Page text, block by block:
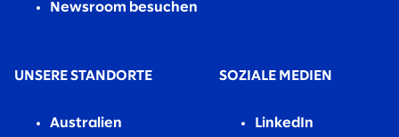
Newsroom besuchen
UNSERE STANDORTE
Australien
SOZIALE MEDIEN
LinkedIn